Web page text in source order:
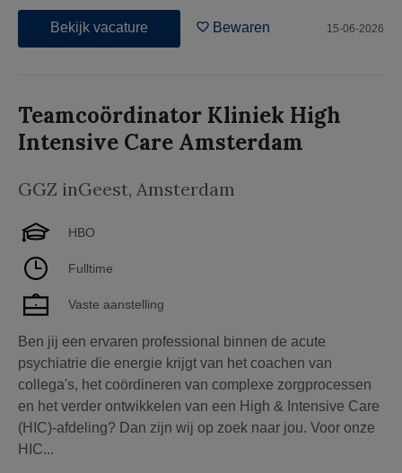
Bekijk vacature Bewaren 15-06-2026
Teamcoördinator Kliniek High
Intensive Care Amsterdam
GGZ inGeest, Amsterdam
HBO
Fulltime
Vaste aanstelling
Ben jij een ervaren professional binnen de acute
psychiatrie die energie krijgt van het coachen van
collega's, het coördineren van complexe zorgprocessen
en het verder ontwikkelen van een High & Intensive Care
(HIC)-afdeling? Dan zijn wij op zoek naar jou. Voor onze
HIC...